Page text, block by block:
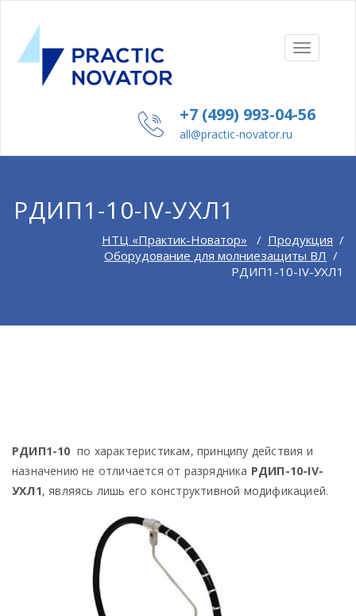
+7 (499) 993-04-56
all@practic-novator.ru
РДИП1-10-IV-УХЛ1
НТЦ «Практик-Новатор» / Продукция /
Оборудование для молниезащиты ВЛ /
РДИП1-10-IV-УХЛ1
РДИП1-10 по характеристикам, принципу действия и
назначению не отличается от разрядника РДИП-10-IV-
УХЛ1, являясь лишь его конструктивной модификацией.